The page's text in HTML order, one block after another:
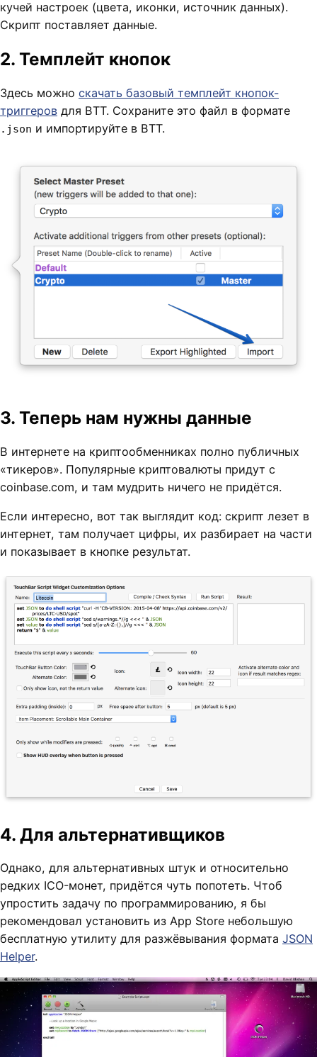
кучей настроек (цвета, иконки, источник данных).
Скрипт поставляет данные.
2. Темплейт кнопок
Здесь можно скачать базовый темплейт кнопок-
триггеров для BTT. Сохраните это файл в формате
.json и импортируйте в BTT.
3. Теперь нам нужны данные
В интернете на криптообменниках полно публичных
«тикеров». Популярные криптовалюты придут с
coinbase.com, и там мудрить ничего не придётся.
Если интересно, вот так выглядит код: скрипт лезет в
интернет, там получает цифры, их разбирает на части
и показывает в кнопке результат.
4. Для альтернативщиков
Однако, для альтернативных штук и относительно
редких ICO-монет, придётся чуть попотеть. Чтоб
упростить задачу по программированию, я бы
рекомендовал установить из App Store небольшую
бесплатную утилиту для разжёвывания формата JSON
Helper.